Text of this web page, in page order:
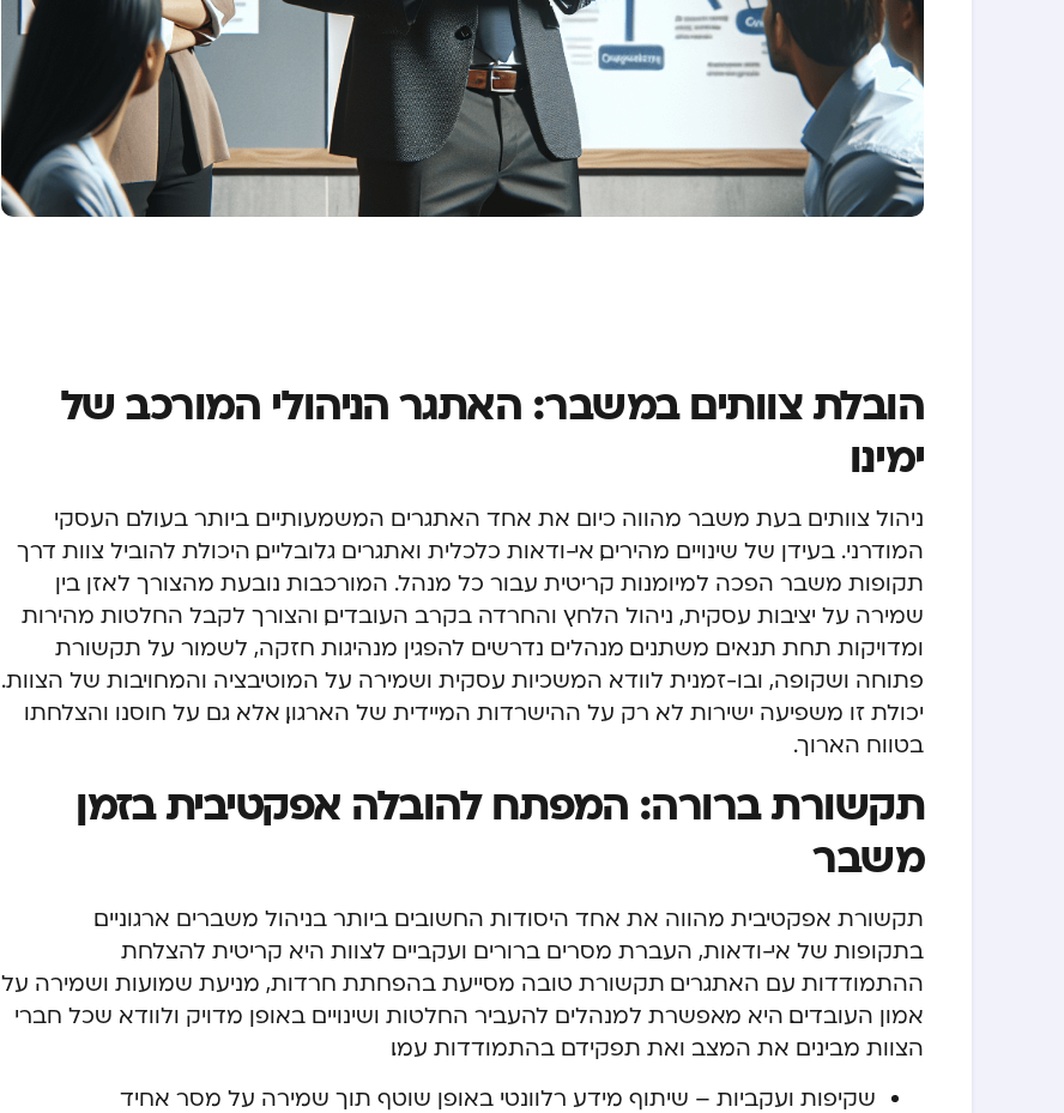
הובלת צוותים במשבר: האתגר הניהולי המורכב של
ימינו
ניהול צוותים בעת משבר מהווה כיום את אחד האתגרים המשמעותיים ביותר בעולם העסקי
המודרני. בעידן של שינויים מהירים, אי-ודאות כלכלית ואתגרים גלובליים, היכולת להוביל צוות דרך
תקופות משבר הפכה למיומנות קריטית עבור כל מנהל. המורכבות נובעת מהצורך לאזן בין
שמירה על יציבות עסקית, ניהול הלחץ והחרדה בקרב העובדים, והצורך לקבל החלטות מהירות
ומדויקות תחת תנאים משתנים. מנהלים נדרשים להפגין מנהיגות חזקה, לשמור על תקשורת
פתוחה ושקופה, ובו-זמנית לוודא המשכיות עסקית ושמירה על המוטיבציה והמחויבות של הצוות.
יכולת זו משפיעה ישירות לא רק על ההישרדות המיידית של הארגון, אלא גם על חוסנו והצלחתו
בטווח הארוך.
תקשורת ברורה: המפתח להובלה אפקטיבית בזמן
משבר
תקשורת אפקטיבית מהווה את אחד היסודות החשובים ביותר בניהול משברים ארגוניים.
בתקופות של אי-ודאות, העברת מסרים ברורים ועקביים לצוות היא קריטית להצלחת
ההתמודדות עם האתגרים. תקשורת טובה מסייעת בהפחתת חרדות, מניעת שמועות ושמירה על
אמון העובדים. היא מאפשרת למנהלים להעביר החלטות ושינויים באופן מדויק ולוודא שכל חברי
הצוות מבינים את המצב ואת תפקידם בהתמודדות עמו.
שקיפות ועקביות – שיתוף מידע רלוונטי באופן שוטף תוך שמירה על מסר אחיד